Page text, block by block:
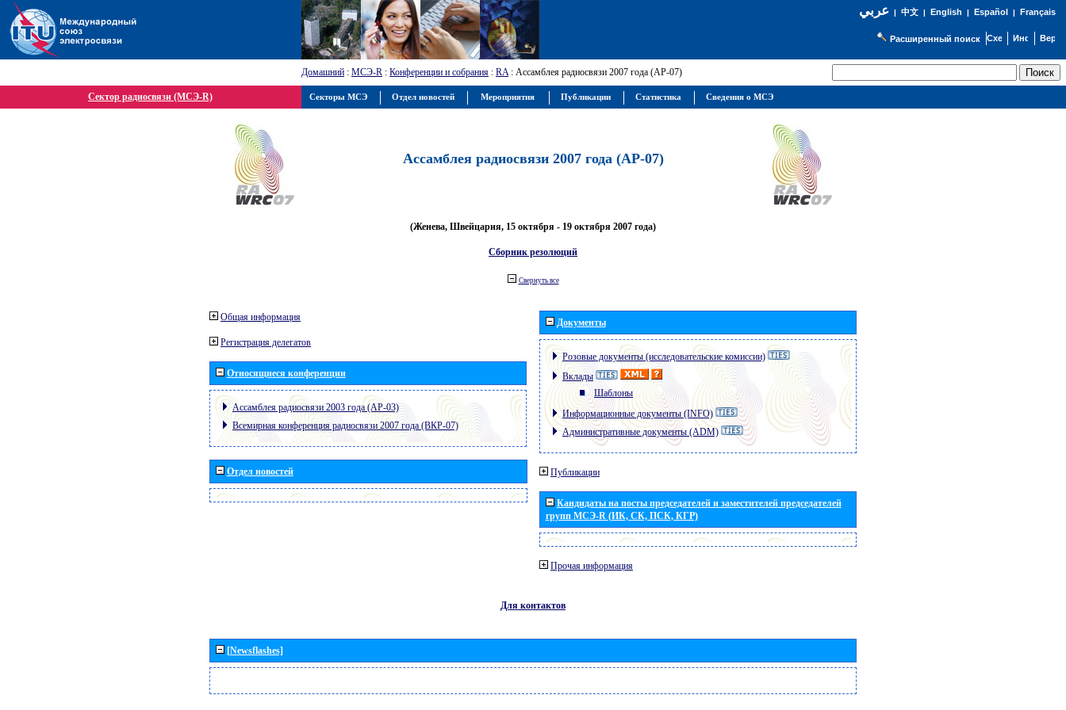
عربي| 中文| English | Español | Français
Расширенный поиск
Домашний : МСЭ-R : Конференции и собрания : RA: Ассамблея радиосвязи 2007 года (АР-07)
Сектор радиосвязи (МСЭ-R)
Ассамблея радиосвязи 2007 года (АР-07)
(Женева, Швейцария, 15 октября - 19 октября 2007 года)
Сборник резолюций
Свернуть все
Общая информация
Регистрация делегатов
Относящиеся конференции
Ассамблея радиосвязи 2003 года (АР-03)
Всемирная конференция радиосвязи 2007 года (ВКР-07)
Отдел новостей
Документы
Розовые документы (исследовательские комиссии)
Вклады
Шаблоны
Информационные документы (INFO)
Административные документы (ADM)
Публикации
Кандидаты на посты председателей и заместителей председателей
групп МСЭ-R (ИК, СК, ПСК, КГР)
Прочая информация
Для контактов
[Newsflashes]
Секторы МСЭ Отдел новостей Мероприятия Публикации Статистика Сведения о МСЭ